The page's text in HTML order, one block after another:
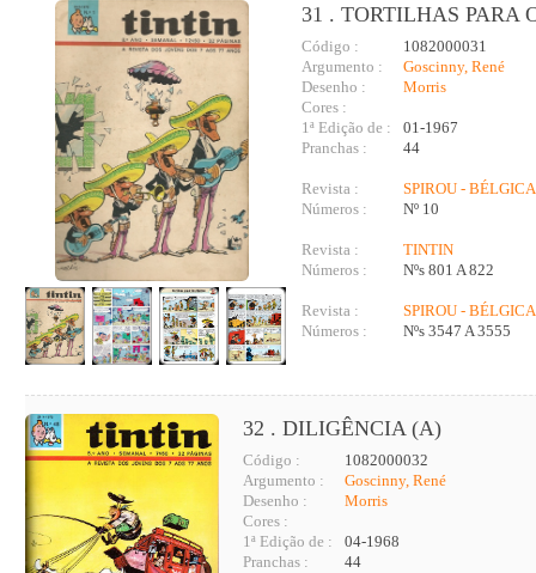
31 . TORTILHAS PARA
Código :
1082000031
Argumento :
Goscinny, René
Desenho :
Morris
Cores :
1ª Edição de :
01-1967
Pranchas :
44
Revista :
SPIROU -
Números :
Nº 10
Revista :
TINTIN
Números :
Nºs 801 A 822
Revista :
SPIROU - BÉLGICA
Números :
Nºs 3547 A 3555
32 . DILIGÊNCIA (A)
Código :
1082000032
Argumento :
Goscinny, René
Desenho :
Morris
Cores :
1ª Edição de :
04-1968
Pranchas :
44